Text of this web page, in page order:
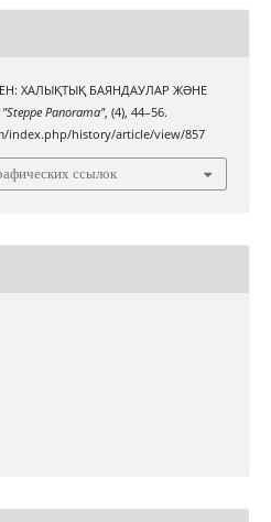
ХАЛЫҚТЫҚ БАЯНДАУЛАР ЖƏНЕ
Panorama", (4), 44–56.
index.php/history/article/view/857
ссылок